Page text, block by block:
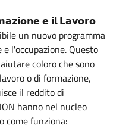
𝗲 𝗶𝗹 𝗟𝗮𝘃𝗼𝗿𝗼
un nuovo programma
l'occupazione. Questo
coloro che sono
o di formazione,
il reddito di
hanno nel nucleo
come funziona: